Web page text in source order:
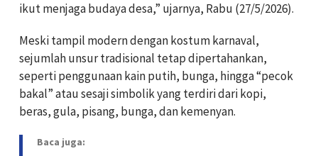
ikut menjaga budaya desa,” ujarnya, Rabu (27/5/2026).
Meski tampil modern dengan kostum karnaval,
sejumlah unsur tradisional tetap dipertahankan,
seperti penggunaan kain putih, bunga, hingga “pecok
bakal” atau sesaji simbolik yang terdiri dari kopi,
beras, gula, pisang, bunga, dan kemenyan.
Baca juga: